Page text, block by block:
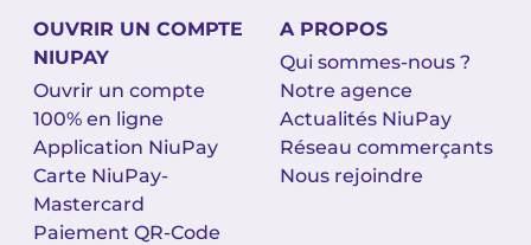
OUVRIR UN COMPTE
NIUPAY
Ouvrir un compte
100% en ligne
Application NiuPay
Carte NiuPay-
Mastercard
Paiement QR-Code
A PROPOS
Qui sommes-nous ?
Notre agence
Actualités NiuPay
Réseau commerçants
Nous rejoindre